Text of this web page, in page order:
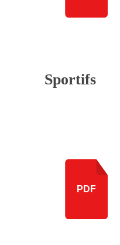
Sportifs
PDF